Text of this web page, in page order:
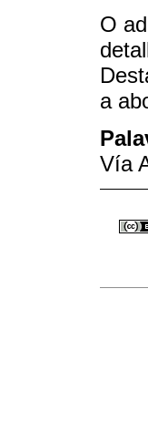
O
a
Vía